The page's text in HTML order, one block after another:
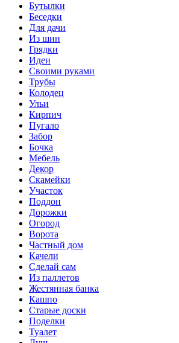
Бутылки
Беседки
Для дачи
Из шин
Грядки
Идеи
Своими руками
Трубы
Колодец
Ульи
Кирпич
Пугало
Забор
Бочка
Мебель
Декор
Скамейки
Участок
Поддон
Дорожки
Огород
Ворота
Частный дом
Качели
Сделай сам
Из паллетов
Жестянная банка
Кашпо
Старые доски
Поделки
Туалет